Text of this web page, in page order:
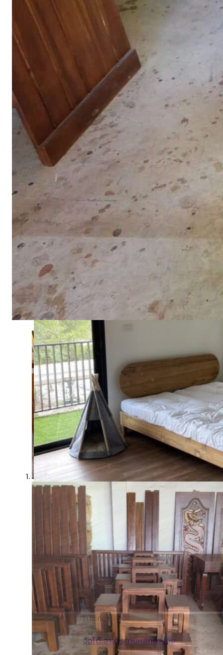
English
ไทย
21 กรกฎาคม 2025
ทำไมถึงเลือกใช้เตียงไม้สักของ บริษัท
แพร่ไม้ไทยจำกัด
อ่านต่อ
21 กรกฎาคม 2025
จัดโต๊ะอาหารตามหลักฮวงจุ้ย